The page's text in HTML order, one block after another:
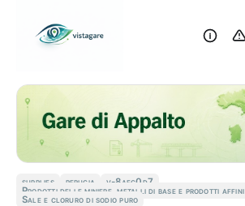
supplies perugia v-8aec0d7
Prodotti delle miniere, metalli di base e prodotti affini
Sale e cloruro di sodio puro